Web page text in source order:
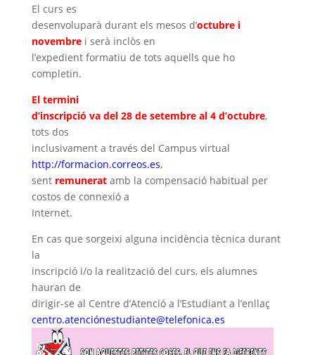
El curs es
desenvoluparà durant els mesos d’octubre i
novembrei serà inclòs en
l’expedient formatiu de tots aquells que ho
completin.
El termini
d’inscripció va del 28 de setembre al 4 d’octubre,
tots dos
inclusivament a través del Campus virtual
http://formacion.correos.es,
sentremuneratamb la compensació habitual per
costos de connexió a
Internet.
En cas que sorgeixi alguna incidència tècnica durant
la
inscripció i/o la realització del curs, els alumnes
hauran de
dirigir-se al Centre d’Atenció a l’Estudiant a l’enllaç
centro.atenciónestudiante@telefonica.es